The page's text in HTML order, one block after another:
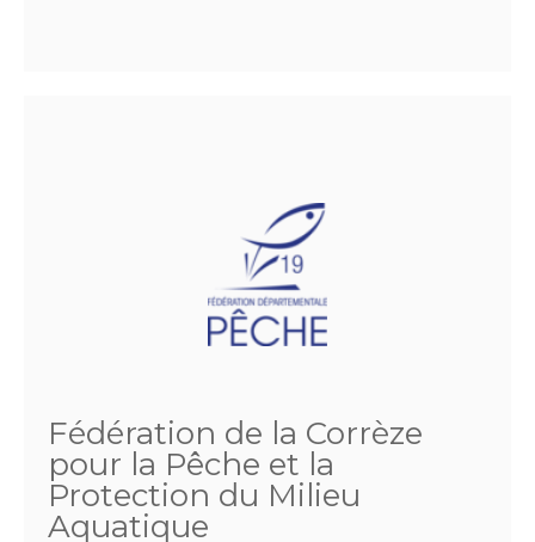
Fédération de la Corrèze
pour la Pêche et la
Protection du Milieu
Aquatique